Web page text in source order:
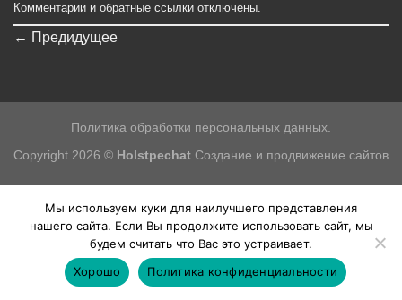
Комментарии и обратные ссылки отключены.
← Предидущее
Политика обработки персональных данных.
Copyright 2026 © Holstpechat Создание и продвижение сайтов
Мы используем куки для наилучшего представления
нашего сайта. Если Вы продолжите использовать сайт, мы
будем считать что Вас это устраивает.
Хорошо
Политика конфиденциальности